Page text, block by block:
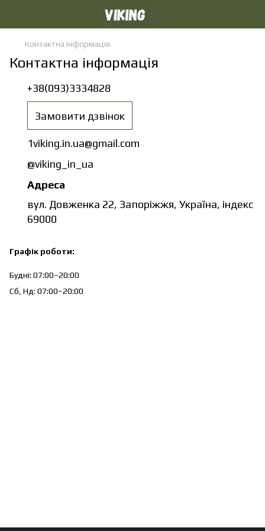
Контактна інформація
Контактна інформація
+38(093)3334828
Замовити дзвінок
1viking.in.ua@gmail.com
@viking_in_ua
Адреса
вул. Довженка 22, Запоріжжя, Україна, індекс
69000
Графік роботи:
Будні: 07:00–20:00
Сб, Нд: 07:00–20:00